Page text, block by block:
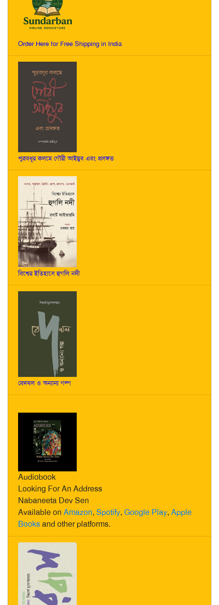
Order Here for Free Shipping in India
পুত্রবধূর কলমে গৌরী আইয়ুব এবং প্রসঙ্গত
বিশ্বের ইতিহাসে হুগলি নদী
বেদখল ও অন্যান্য গল্প
Audiobook
Looking For An Address
Nabaneeta Dev Sen
Available on Amazon, Spotify, Google Play, Apple
Booksand other platforms.